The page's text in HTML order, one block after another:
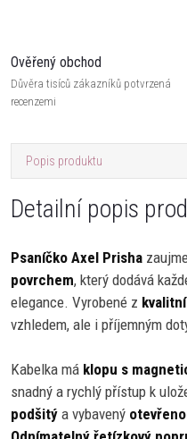
Ověřený obchod
Důvěra tisíců zákazníků potvrzená
recenzemi
Popis produktu
Detailní popis
Psaníčko Axel Prisha
povrchem, který dodává
elegance. Vyrobené z
vzhledem, ale i příjemným
Kabelka má klopu s
snadný a rychlý přístup k
podšitý a vybavený